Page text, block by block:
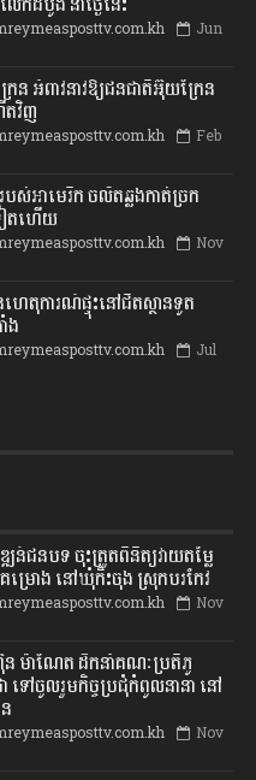
ើកដំបូង នាថ្ងៃនេះ
Jun
ែន អំពាវនាវឱ្យជនជាតិអ៊ុយក្រែន
វិញ
Feb
ស់អាមេរិក ចល័តឆ្លងកាត់ច្រក
ៀតហើយ
Nov
នហេតុការណ៍ផ្ទុះនៅជិតស្ថានទូត
ង
Jul
ឍន៍ជនបទ ចុះត្រួតពិនិត្យវាយតម្លៃ
រោង នៅឃុំកិះចុង ស្រុកបរកែវ
Nov
ម៉ាណែត ដឹកនាំគណៈប្រតិភូ
ទៅចូលរួមកិច្ចប្រជុំកំពូលនានា នៅ
Nov